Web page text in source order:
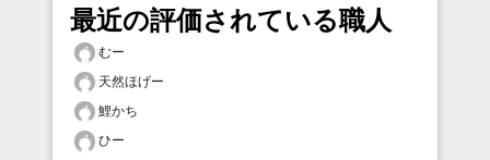
最近の評価されている職人
むー
天然ほげー
鯉かち
ひー